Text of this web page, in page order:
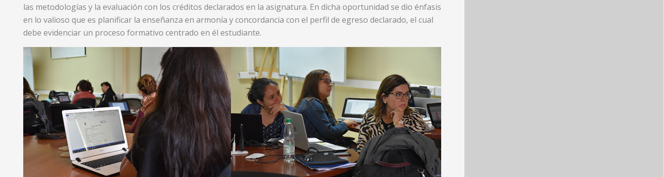
las metodologías y la evaluación con los créditos declarados en la asignatura. En dicha oportunidad se dio énfasis
en lo valioso que es planificar la enseñanza en armonía y concordancia con el perfil de egreso declarado, el cual
debe evidenciar un proceso formativo centrado en él estudiante.